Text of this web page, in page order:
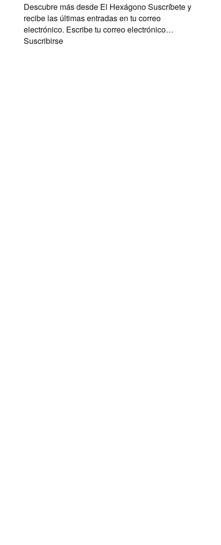
Descubre más desde El Hexágono Suscríbete y
recibe las últimas entradas en tu correo
electrónico. Escribe tu correo electrónico…
Suscribirse